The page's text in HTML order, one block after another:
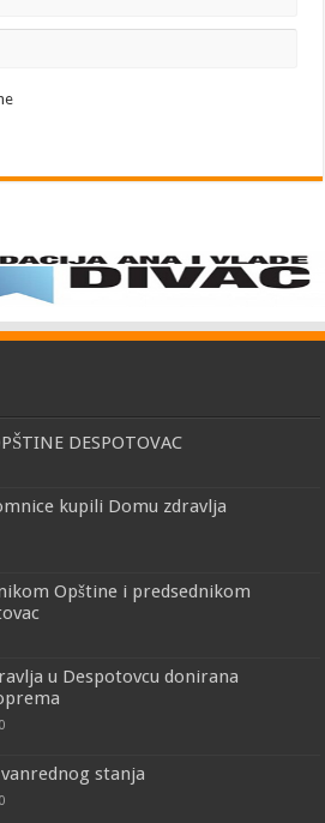
DESPOTOVAC
kupili Domu zdravlja
Opštine i predsednikom
u Despotovcu donirana
stanja